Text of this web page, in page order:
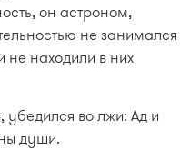
он астроном,
не занимался
не находили в них
во лжи: Ад и
души.